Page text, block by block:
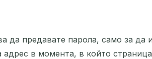
да предавате парола, само за да
в момента, в който